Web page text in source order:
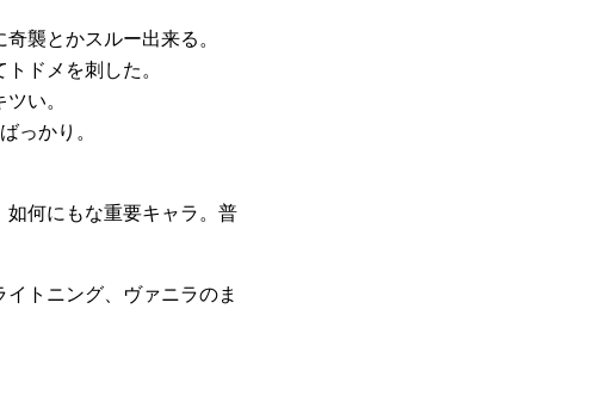
襲とかスルー出来る。
ドメを刺した。
い。
っかり。
如何にもな重要キャラ。普
トニング、ヴァニラのま